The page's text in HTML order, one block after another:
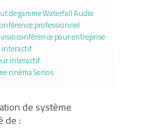
de gamme Waterfall Audio
professionnel
visioconférence pour entreprise
interactif
interactif
cinéma Sonos
de système
de :